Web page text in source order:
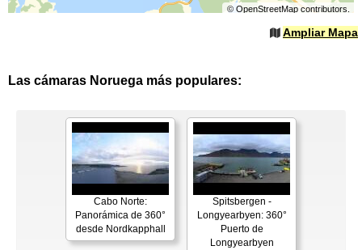
© OpenStreetMapcontributors.
Ampliar Mapa
Las cámaras Noruega más populares:
Cabo Norte:
Panorámica de 360°
desde Nordkapphall
Spitsbergen -
Longyearbyen: 360°
Puerto de
Longyearbyen